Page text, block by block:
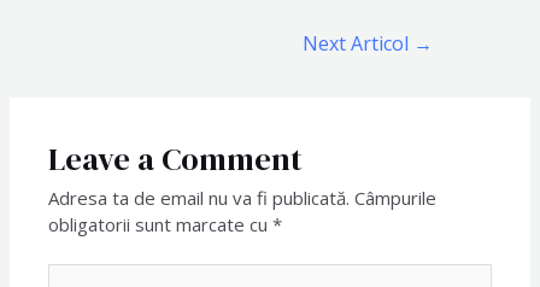
Next Articol →
Leave a Comment
Adresa ta de email nu va fi publicată. Câmpurile
obligatorii sunt marcate cu*